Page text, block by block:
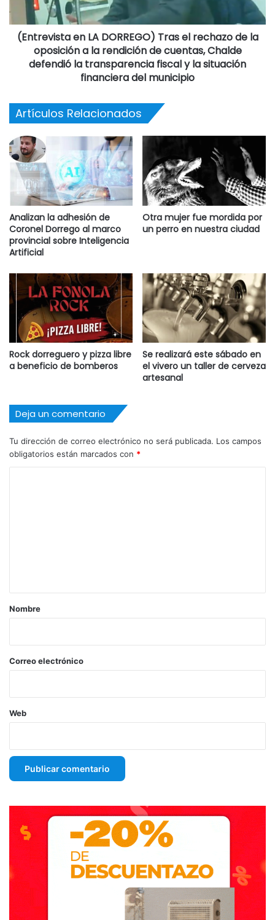
(Entrevista en LA DORREGO) Tras el rechazo de la
oposición a la rendición de cuentas, Chalde
defendió la transparencia fiscal y la situación
financiera del municipio
Artículos Relacionados
Analizan la adhesión de
Coronel Dorrego al marco
provincial sobre Inteligencia
Artificial
Otra mujer fue mordida por
un perro en nuestra ciudad
Rock dorreguero y pizza libre
a beneficio de bomberos
Se realizará este sábado en
el vivero un taller de cerveza
artesanal
Deja un comentario
Tu dirección de correo electrónico no será publicada. Los campos
obligatorios están marcados con *
r
*
Nombre
Correo electrónico
Web